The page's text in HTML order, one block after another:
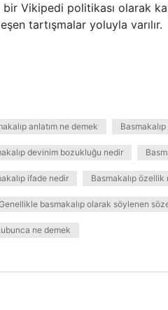
Vikipedi politikası olarak
tartışmalar yoluyla varılır.
anlatım ne demek Basmakalıp
devinim bozukluğu nedir
ifade nedir Basmakalıp özellik
basmakalıp olarak söylenen
ne demek